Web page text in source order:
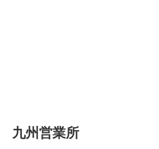
九州営業所